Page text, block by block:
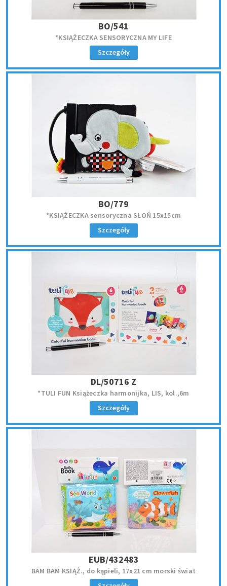
BO/541
*KSIĄŻECZKA SENSORYCZNA MY LIFE
Szczegóły
BO/779
*KSIĄŻECZKA sensoryczna SŁOŃ 15x15cm
Szczegóły
DL/50716 Z
*TULI FUN Książeczka harmonijka, LIS, kol.,6m
Szczegóły
EUB/432483
BAM BAM KSIĄŻ., do kąpieli, 17x21 cm morski świat